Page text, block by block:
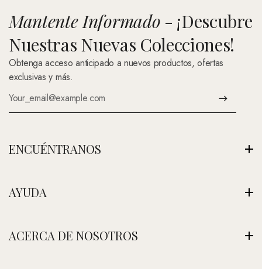
Mantente Informado - ¡Descubre
Nuestras Nuevas Colecciones!
Obtenga acceso anticipado a nuevos productos, ofertas
exclusivas y más.
ENCUÉNTRANOS
Ver Nuestra Tienda
contacto@nefertitijoyas.com
AYUDA
Política de Privacidad
ACERCA DE NOSOTROS